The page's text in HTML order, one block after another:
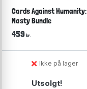
Cards Against Humanity:
Nasty Bundle
459 kr.
Ikke på lager
Utsolgt!